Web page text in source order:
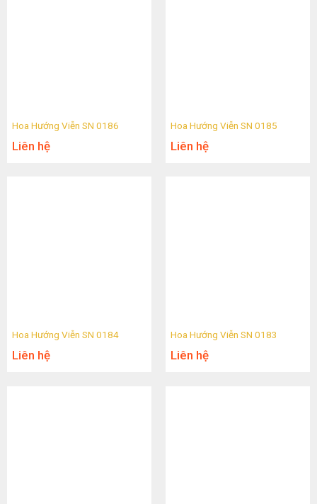
Hoa Hướng Viễn SN 0186
Liên hệ
Hoa Hướng Viễn SN 0185
Liên hệ
Hoa Hướng Viễn SN 0184
Liên hệ
Hoa Hướng Viễn SN 0183
Liên hệ